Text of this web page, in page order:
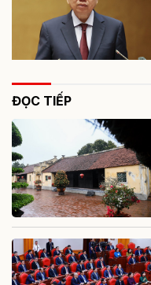
ĐỌC TIẾP